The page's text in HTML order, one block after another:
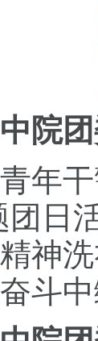
院
干
团日
神
斗